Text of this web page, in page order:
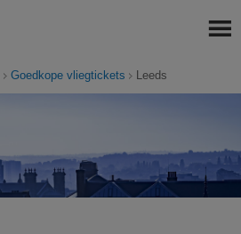
Goedkope vliegtickets Leeds